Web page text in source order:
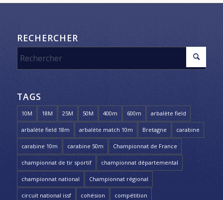
RECHERCHER
TAGS
10M 18M 25M 50M 400m 600m arbalète field
arbalète field 18m arbalète match 10m Bretagne carabine
carabine 10m carabine 50m Championnat de France
championnat de tir sportif championnat départemental
championnat national Championnat régional
circuit national issf cohésion compétition